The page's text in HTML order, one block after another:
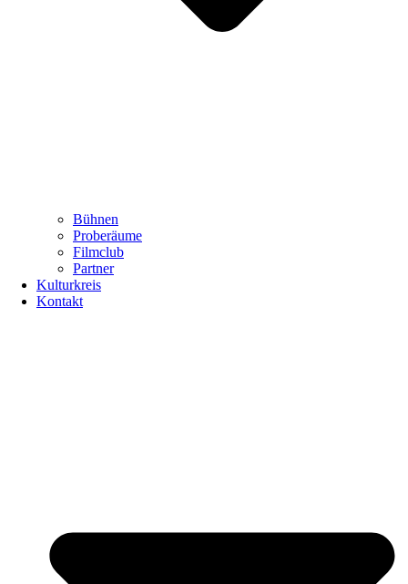
Bühnen
Proberäume
Filmclub
Partner
Kulturkreis
Kontakt